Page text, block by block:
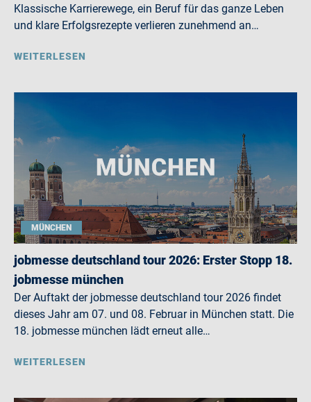
Klassische Karrierewege, ein Beruf für das ganze Leben
und klare Erfolgsrezepte verlieren zunehmend an…
WEITERLESEN
MÜNCHEN
jobmesse deutschland tour 2026: Erster Stopp 18.
jobmesse münchen
Der Auftakt der jobmesse deutschland tour 2026 findet
dieses Jahr am 07. und 08. Februar in München statt. Die
18. jobmesse münchen lädt erneut alle…
WEITERLESEN